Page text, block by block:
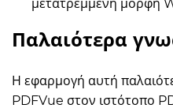
μετατρεμμένη μορφή
Παλαιότερα
Η εφαρμογή αυτή
PDFVue στον ιστότοπο